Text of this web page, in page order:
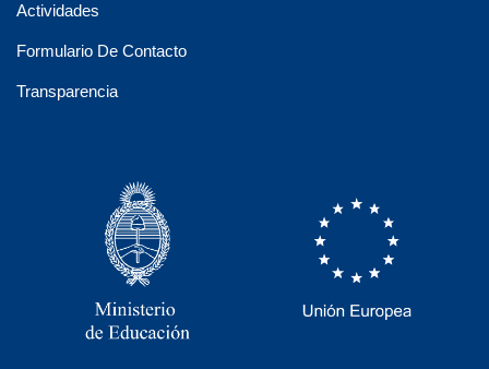
Actividades
Formulario De Contacto
Transparencia